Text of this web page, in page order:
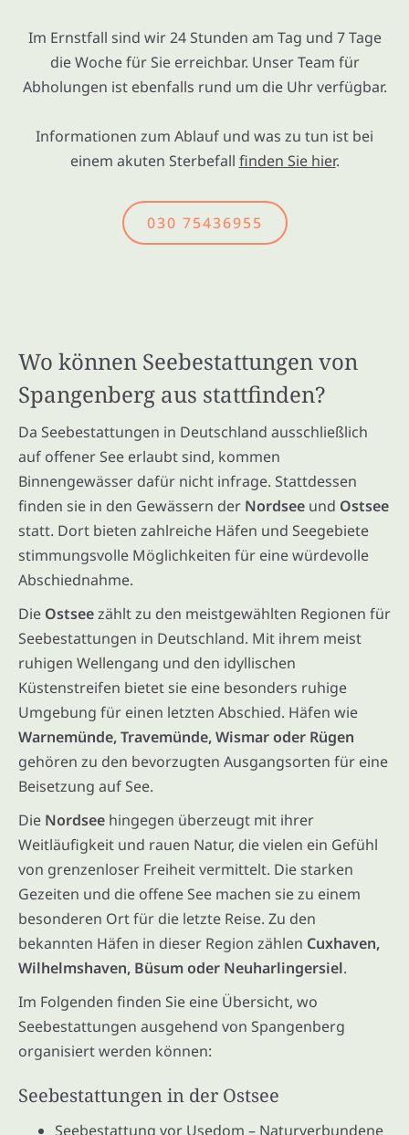
Im Ernstfall sind wir 24 Stunden am Tag und 7 Tage
die Woche für Sie erreichbar. Unser Team für
Abholungen ist ebenfalls rund um die Uhr verfügbar.
Informationen zum Ablauf und was zu tun ist bei
einem akuten Sterbefall finden Sie hier.
030 75436955
Wo können Seebestattungen von
Spangenberg aus stattfinden?
Da Seebestattungen in Deutschland ausschließlich
auf offener See erlaubt sind, kommen
Binnengewässer dafür nicht infrage. Stattdessen
finden sie in den Gewässern der Nordsee und Ostsee
statt. Dort bieten zahlreiche Häfen und Seegebiete
stimmungsvolle Möglichkeiten für eine würdevolle
Abschiednahme.
Die Ostseezählt zu den meistgewählten Regionen für
Seebestattungen in Deutschland. Mit ihrem meist
ruhigen Wellengang und den idyllischen
Küstenstreifen bietet sie eine besonders ruhige
Umgebung für einen letzten Abschied. Häfen wie
Warnemünde, Travemünde, Wismar oder Rügen
gehören zu den bevorzugten Ausgangsorten für eine
Beisetzung auf See.
Die Nordsee hingegen überzeugt mit ihrer
Weitläufigkeit und rauen Natur, die vielen ein Gefühl
von grenzenloser Freiheit vermittelt. Die starken
Gezeiten und die offene See machen sie zu einem
besonderen Ort für die letzte Reise. Zu den
bekannten Häfen in dieser Region zählen Cuxhaven,
Wilhelmshaven, Büsum oder Neuharlingersiel.
Im Folgenden finden Sie eine Übersicht, wo
Seebestattungen ausgehend von Spangenberg
organisiert werden können:
Seebestattungen in der Ostsee
Seebestattung vor Usedom – Naturverbundene